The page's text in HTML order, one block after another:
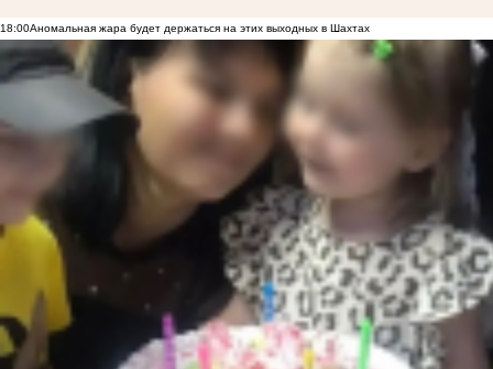
18:00Аномальная жара будет держаться на этих выходных в Шахтах